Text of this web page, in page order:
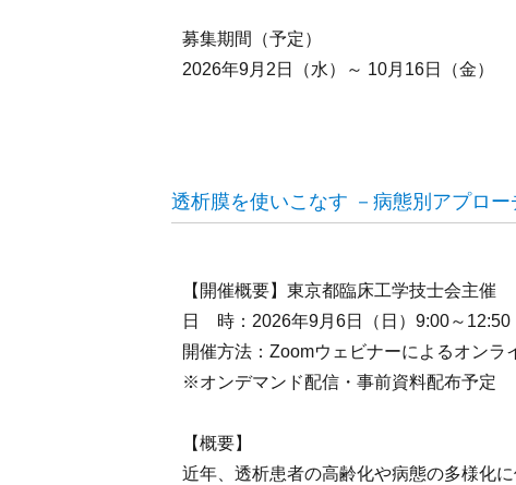
募集期間（予定）
2026年9月2日（水）～ 10月16日（金）
透析膜を使いこなす －病態別アプロー
【開催概要】東京都臨床工学技士会主催
日 時：2026年9月6日（日）9:00～12:50
開催方法：Zoomウェビナーによるオンラ
※オンデマンド配信・事前資料配布予定
【概要】
近年、透析患者の高齢化や病態の多様化